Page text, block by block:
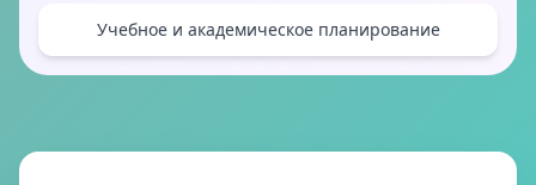
Учебное и академическое планирование